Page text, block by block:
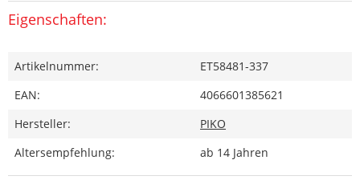
Eigenschaften:
Artikelnummer:
ET58481-337
EAN:
4066601385621
Hersteller:
PIKO
Altersempfehlung:
ab 14 Jahren